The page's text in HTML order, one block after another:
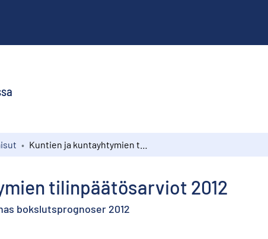
tilinpäätösarviot 2012
bokslutsprognoser 2012